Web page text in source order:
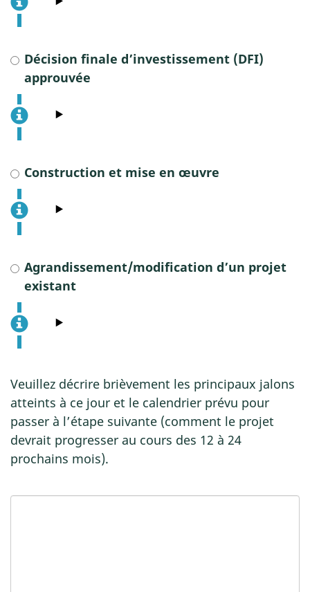
Décision finale d’investissement (DFI)
approuvée
Construction et mise en œuvre
Agrandissement/modification d’un projet
existant
Veuillez décrire brièvement les principaux jalons
atteints à ce jour et le calendrier prévu pour
passer à l’étape suivante (comment le projet
devrait progresser au cours des 12 à 24
prochains mois).